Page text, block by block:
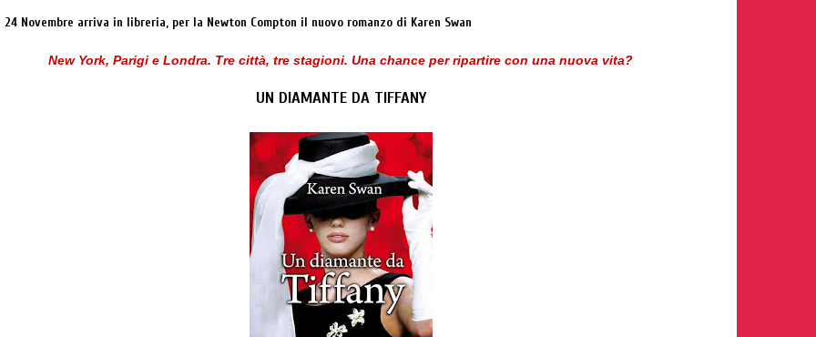
24 Novembre arriva in libreria, per la Newton Compton il nuovo romanzo di Karen Swan
New York, Parigi e Londra. Tre città, tre stagioni. Una chance per ripartire con una nuova vita?
UN DIAMANTE DA TIFFANY